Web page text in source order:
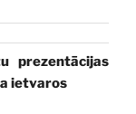
prezentācijas
ietvaros